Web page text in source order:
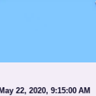
May 22, 2020, 9:15:00 AM